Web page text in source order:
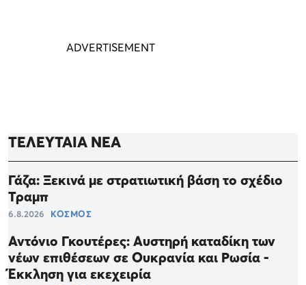
ΤΕΛΕΥΤΑΙΑ ΝΕΑ
Γάζα: Ξεκινά με στρατιωτική βάση το σχέδιο
Τραμπ
6.8.2026 ΚΟΣΜΟΣ
Αντόνιο Γκουτέρες: Αυστηρή καταδίκη των
νέων επιθέσεων σε Ουκρανία και Ρωσία -
Έκκληση για εκεχειρία